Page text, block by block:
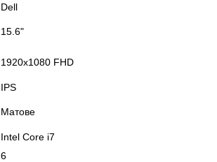
Dell
15.6"
1920x1080 FHD
IPS
Матове
Intel Core i7
6